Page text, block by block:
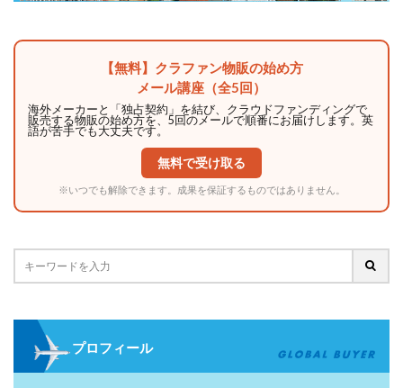
【無料】クラファン物販の始め方
メール講座（全5回）
海外メーカーと「独占契約」を結び、クラウドファンディングで
販売する物販の始め方を、5回のメールで順番にお届けします。英
語が苦手でも大丈夫です。
無料で受け取る
※いつでも解除できます。成果を保証するものではありません。
プロフィール